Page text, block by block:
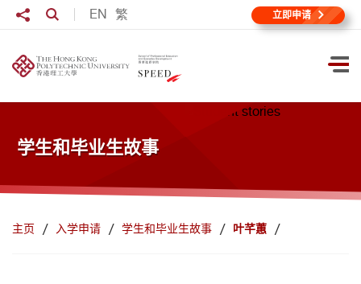
跳到主要内容
打
EN 繁
分享至打开搜寻输入格 立即申请
学生和毕业生故事
主页 入学申请 学生和毕业生故事 叶芊蕙